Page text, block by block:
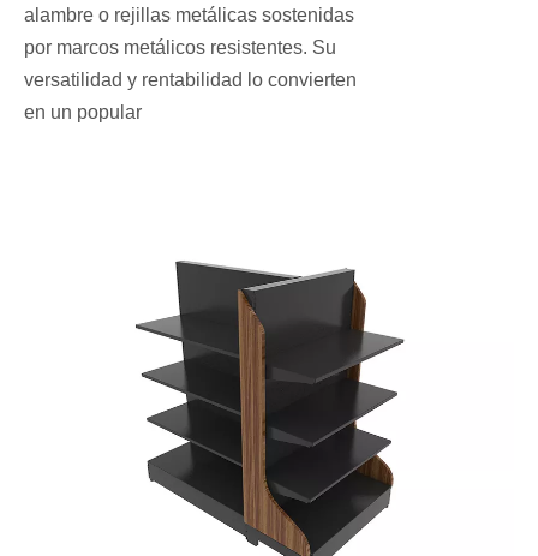
alambre o rejillas metálicas sostenidas
por marcos metálicos resistentes. Su
versatilidad y rentabilidad lo convierten
en un popular